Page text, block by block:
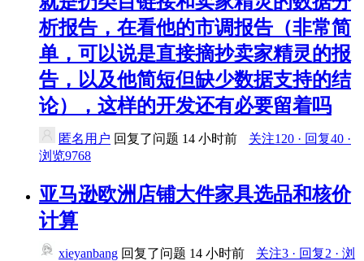
析报告，在看他的市调报告（非常简
单，可以说是直接摘抄卖家精灵的报
告，以及他简短但缺少数据支持的结
论），这样的开发还有必要留着吗
匿名用户 回复了问题 14 小时前
关注120 · 回复40 ·
浏览9768
亚马逊欧洲店铺大件家具选品和核价
计算
xieyanbang 回复了问题 14 小时前
关注3 · 回复2 · 浏